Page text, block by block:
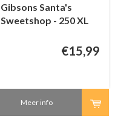
Gibsons Santa's
Sweetshop - 250 XL
€15,99
Meer info